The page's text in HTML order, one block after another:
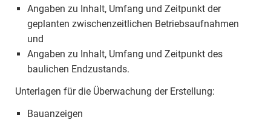
Angaben zu Inhalt, Umfang und Zeitpunkt der
geplanten zwischenzeitlichen Betriebsaufnahmen
und
Angaben zu Inhalt, Umfang und Zeitpunkt des
baulichen Endzustands.
Unterlagen für die Überwachung der Erstellung:
Bauanzeigen